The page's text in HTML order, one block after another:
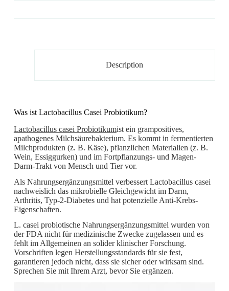
Description
Was ist Lactobacillus Casei Probiotikum?
Lactobacillus casei Probiotikumist ein grampositives,
apathogenes Milchsäurebakterium. Es kommt in fermentierten
Milchprodukten (z. B. Käse), pflanzlichen Materialien (z. B.
Wein, Essiggurken) und im Fortpflanzungs- und Magen-
Darm-Trakt von Mensch und Tier vor.
Als Nahrungsergänzungsmittel verbessert Lactobacillus casei
nachweislich das mikrobielle Gleichgewicht im Darm,
Arthritis, Typ-2-Diabetes und hat potenzielle Anti-Krebs-
Eigenschaften.
L. casei probiotische Nahrungsergänzungsmittel wurden von
der FDA nicht für medizinische Zwecke zugelassen und es
fehlt im Allgemeinen an solider klinischer Forschung.
Vorschriften legen Herstellungsstandards für sie fest,
garantieren jedoch nicht, dass sie sicher oder wirksam sind.
Sprechen Sie mit Ihrem Arzt, bevor Sie ergänzen.